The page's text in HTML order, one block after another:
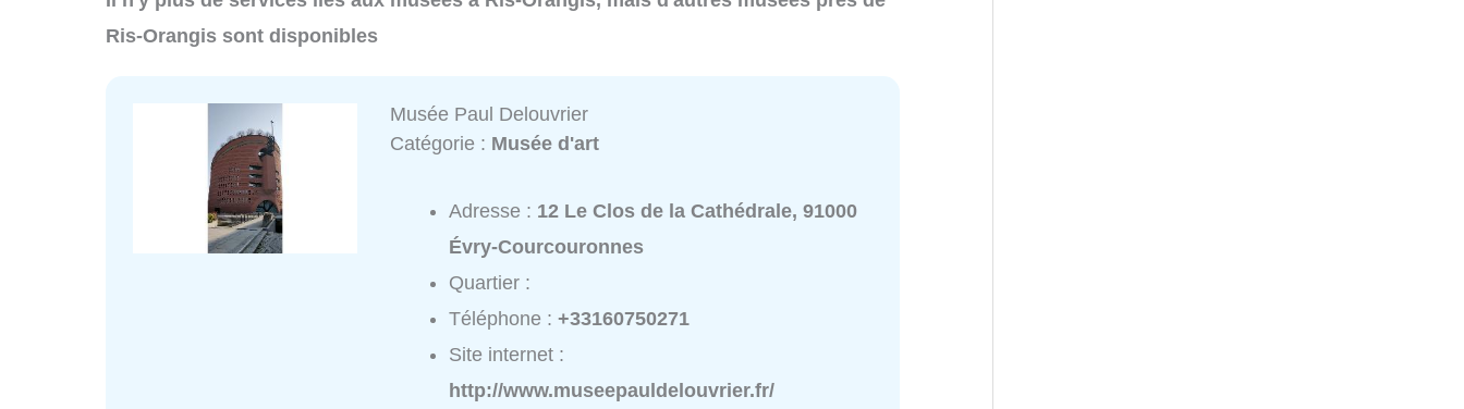
Ris-Orangis sont disponibles
Musée Paul Delouvrier
Catégorie : Musée d'art
Adresse : 12 Le Clos de la Cathédrale, 91000
Évry-Courcouronnes
Quartier :
Téléphone :+33160750271
Site internet :
http://www.museepauldelouvrier.fr/